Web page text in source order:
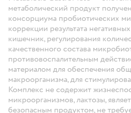
метаболический продукт
консорциума пробиотических
коррекции результата
кишечник, регулирования
качественного состава
противовоспалительным
материалом для обеспечения
макроорганизма, для
Комплекс не содержит
микроорганизмов, лактозы,
безопасным продуктом, не